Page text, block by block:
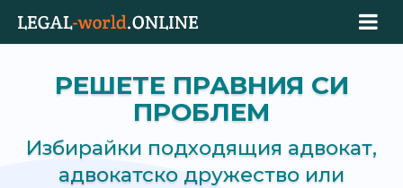
РЕШЕТЕ ПРАВНИЯ СИ
ПРОБЛЕМ
Избирайки подходящия адвокат,
адвокатско дружество или